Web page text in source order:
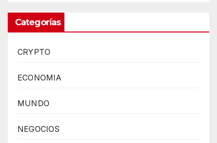
Categorías
CRYPTO
ECONOMIA
MUNDO
NEGOCIOS